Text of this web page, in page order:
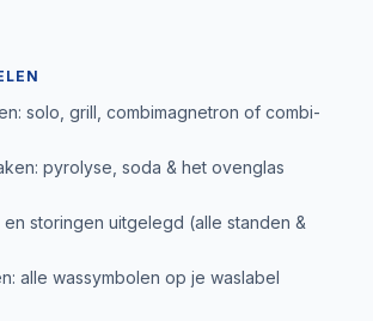
solo, grill, combimagnetron of combi-
pyrolyse, soda & het ovenglas
storingen uitgelegd (alle standen &
alle wassymbolen op je waslabel